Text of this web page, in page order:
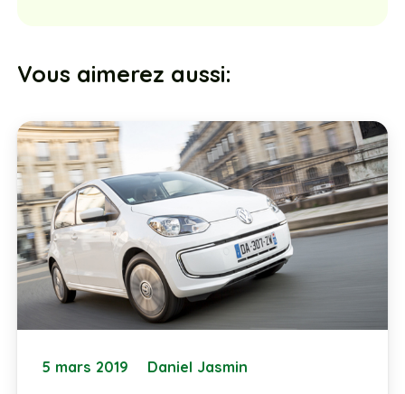
Vous aimerez aussi:
5 mars 2019 Daniel Jasmin